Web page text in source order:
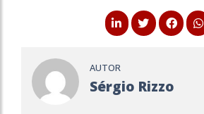
AUTOR
Sérgio Rizzo